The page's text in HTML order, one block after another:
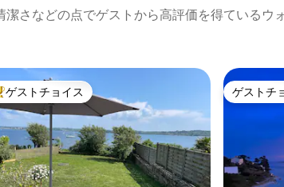
潔さなどの点でゲストから高評価を得ているウ
好評のゲストチョイスです。
ゲストチョイス ゲストチ
ゲストチ